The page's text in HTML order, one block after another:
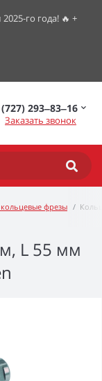
го года! 🔥 +
293‒83‒16
Заказать звонок
кольцевые фрезы
L 55 мм